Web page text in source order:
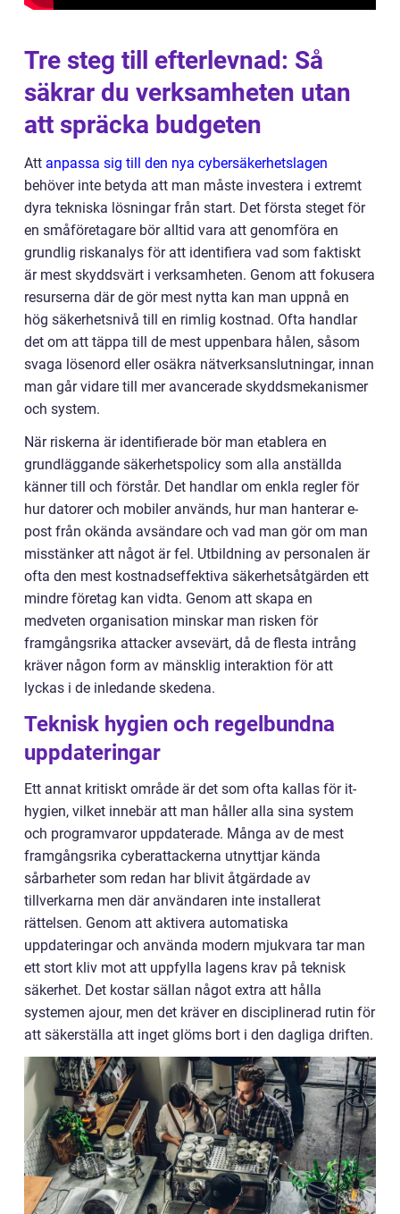
Tre steg till efterlevnad: Så
säkrar du verksamheten utan
att spräcka budgeten
Att anpassa sig till den nya cybersäkerhetslagen
behöver inte betyda att man måste investera i extremt
dyra tekniska lösningar från start. Det första steget för
en småföretagare bör alltid vara att genomföra en
grundlig riskanalys för att identifiera vad som faktiskt
är mest skyddsvärt i verksamheten. Genom att fokusera
resurserna där de gör mest nytta kan man uppnå en
hög säkerhetsnivå till en rimlig kostnad. Ofta handlar
det om att täppa till de mest uppenbara hålen, såsom
svaga lösenord eller osäkra nätverksanslutningar, innan
man går vidare till mer avancerade skyddsmekanismer
och system.
När riskerna är identifierade bör man etablera en
grundläggande säkerhetspolicy som alla anställda
känner till och förstår. Det handlar om enkla regler för
hur datorer och mobiler används, hur man hanterar e-
post från okända avsändare och vad man gör om man
misstänker att något är fel. Utbildning av personalen är
ofta den mest kostnadseffektiva säkerhetsåtgärden ett
mindre företag kan vidta. Genom att skapa en
medveten organisation minskar man risken för
framgångsrika attacker avsevärt, då de flesta intrång
kräver någon form av mänsklig interaktion för att
lyckas i de inledande skedena.
Teknisk hygien och regelbundna
uppdateringar
Ett annat kritiskt område är det som ofta kallas för it-
hygien, vilket innebär att man håller alla sina system
och programvaror uppdaterade. Många av de mest
framgångsrika cyberattackerna utnyttjar kända
sårbarheter som redan har blivit åtgärdade av
tillverkarna men där användaren inte installerat
rättelsen. Genom att aktivera automatiska
uppdateringar och använda modern mjukvara tar man
ett stort kliv mot att uppfylla lagens krav på teknisk
säkerhet. Det kostar sällan något extra att hålla
systemen ajour, men det kräver en disciplinerad rutin för
att säkerställa att inget glöms bort i den dagliga driften.